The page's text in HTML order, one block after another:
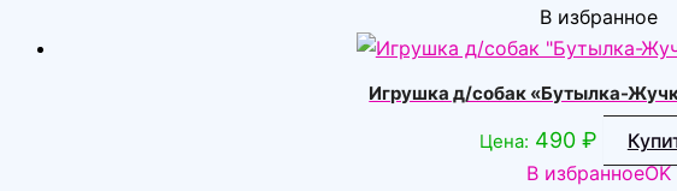
В избранное
Игрушка д/собак «Бутылка-
Цена: 490 ₽
В избранноеOK